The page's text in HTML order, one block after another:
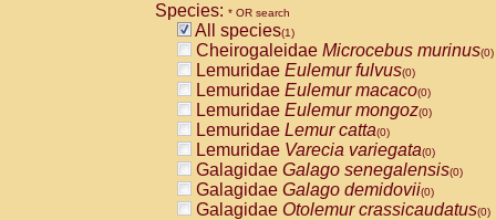
Species: * OR search
All species(1)
Cheirogaleidae Microcebus murinus(0)
Lemuridae Eulemur fulvus(0)
Lemuridae Eulemur macaco(0)
Lemuridae Eulemur mongoz(0)
Lemuridae Lemur catta(0)
Lemuridae Varecia variegata(0)
Galagidae Galago senegalensis(0)
Galagidae Galago demidovii(0)
Galagidae Otolemur crassicaudatus(0)